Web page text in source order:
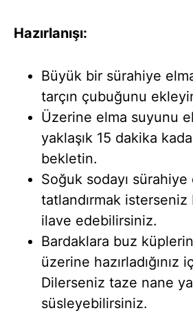
Hazırlanışı:
Büyük bir sürahiye
tarçın çubuğunu
Üzerine elma suyunu
yaklaşık 15 dakika
bekletin.
Soğuk sodayı
tatlandırmak isterseniz
ilave edebilirsiniz.
Bardaklara buz
üzerine hazırladığınız
Dilerseniz taze nane
süsleyebilirsiniz.